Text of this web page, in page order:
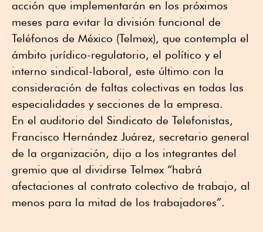
acción que implementarán en los próximos
meses para evitar la división funcional de
Teléfonos de México (Telmex), que contempla el
ámbito jurídico-regulatorio, el político y el
interno sindical-laboral, este último con la
consideración de faltas colectivas en todas las
especialidades y secciones de la empresa.
En el auditorio del Sindicato de Telefonistas,
Francisco Hernández Juárez, secretario general
de la organización, dijo a los integrantes del
gremio que al dividirse Telmex “habrá
afectaciones al contrato colectivo de trabajo, al
menos para la mitad de los trabajadores”.